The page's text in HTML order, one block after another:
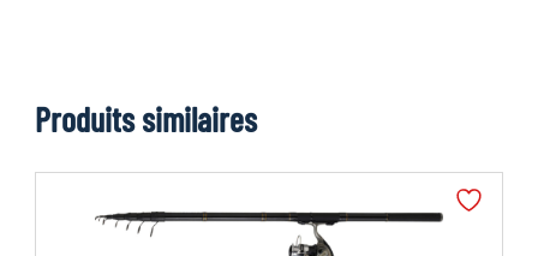
Produits similaires